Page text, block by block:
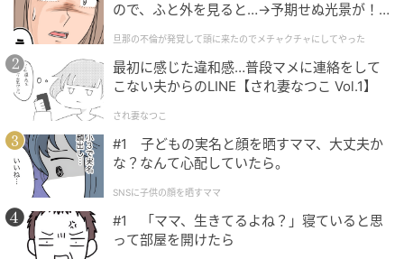
前の話 次の話を読む
第30話
細堀ゆかり
全話一覧を見る
クリエイター情報
ので、ふと外を見ると…→予期せぬ光景が！
クチャにしてやった
旦那の不倫が発覚して頭に来たのでメチャクチャにしてやった
最初に感じた違和感…普段マメに連絡をして
こない夫からのLINE【され妻なつこ Vol.1】
され妻なつこ
#1 子どもの実名と顔を晒すママ、大丈夫か
な？なんて心配していたら。
SNSに子供の顔を晒すママ
#1 「ママ、生きてるよね？」寝ていると思
って部屋を開けたら